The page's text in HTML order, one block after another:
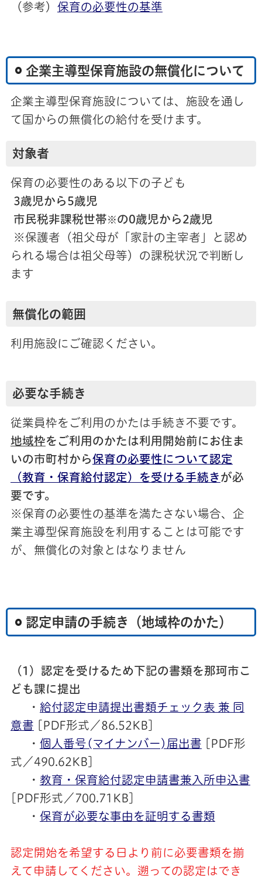
（参考） 保育の必要性の基準
企業主導型保育施設の無償化について
企業主導型保育施設については、施設を通し
て国からの無償化の給付を受けます。
対象者
保育の必要性のある以下の子ども
3歳児から5歳児
市民税非課税世帯※の0歳児から2歳児
※保護者（祖父母が「家計の主宰者」と認め
られる場合は祖父母等）の課税状況で判断し
ます
無償化の範囲
利用施設にご確認ください。
必要な手続き
従業員枠をご利用のかたは手続き不要です。
地域枠をご利用のかたは利用開始前にお住ま
いの市町村から保育の必要性について認定
（教育・保育給付認定）を受ける手続き が必
要です。
※保育の必要性の基準を満たさない場合、企
業主導型保育施設を利用することは可能です
が、無償化の対象とはなりません
認定申請の手続き（地域枠のかた）
（1）認定を受けるため下記の書類を那珂市こ
ども課に提出
・ 給付認定申請提出書類チェック表 兼 同
意書 [PDF形式／86.52KB]
・ 個人番号(マイナンバー)届出書 [PDF形
式／490.62KB]
・ 教育・保育給付認定申請書兼入所申込書
[PDF形式／700.71KB]
・ 保育が必要な事由を証明する書類
認定開始を希望する日より前に必要書類を揃
えて申請してください。遡っての認定はでき